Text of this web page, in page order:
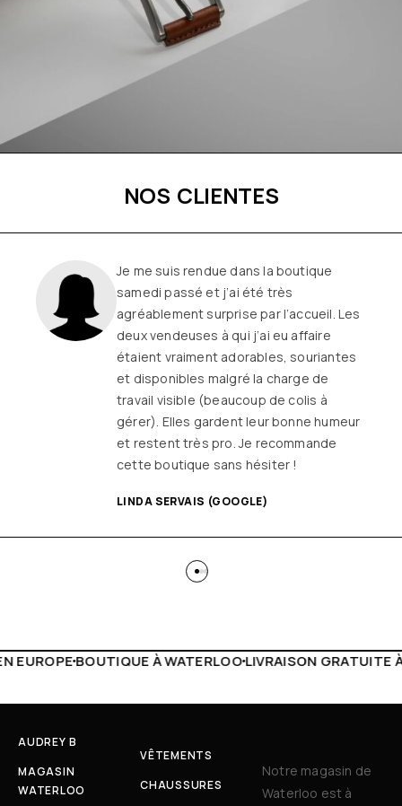
NOS CLIENTES
Les
affaire
Une
vêtements
et originaux
longtemps
ou
on ne sort
LIVRAISON GRATUITE À PARTIR DE 150€LIVE
AUDREY B
MAGASIN
WATERLOO
VÊTEMENTS
CHAUSSURES
Notre magasin de
Waterloo est à